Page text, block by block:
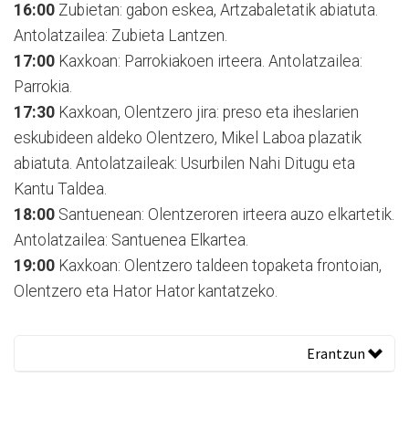
16:00 Zubietan: gabon eskea, Artzabaletatik abiatuta.
Antolatzailea: Zubieta Lantzen.
17:00 Kaxkoan: Parrokiakoen irteera. Antolatzailea:
Parrokia.
17:30 Kaxkoan, Olentzero jira: preso eta iheslarien
eskubideen aldeko Olentzero, Mikel Laboa plazatik
abiatuta. Antolatzaileak: Usurbilen Nahi Ditugu eta
Kantu Taldea.
18:00 Santuenean: Olentzeroren irteera auzo elkartetik.
Antolatzailea: Santuenea Elkartea.
19:00 Kaxkoan: Olentzero taldeen topaketa frontoian,
Olentzero eta Hator Hator kantatzeko.
Erantzun